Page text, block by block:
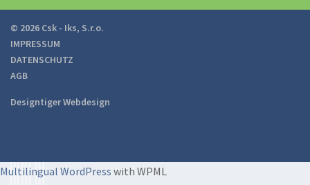
© 2026 Csk - Iks, S.r.o.
IMPRESSUM
DATENSCHUTZ
AGB
Designtiger Webdesign
Multilingual WordPress with WPML